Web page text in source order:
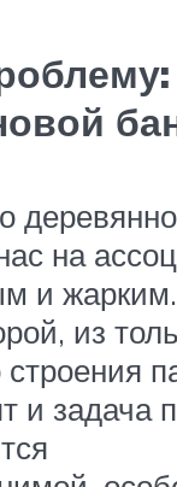
на
и
из
строения
и задача